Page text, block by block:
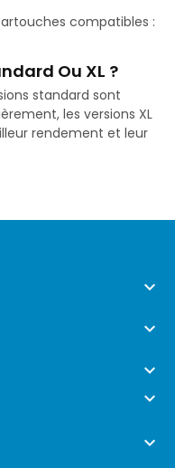
compatibles :
Ou XL ?
standard sont
les versions XL
rendement et leur




